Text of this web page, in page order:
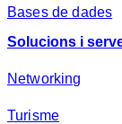
Bases de dades
Solucions i
Networking
Turisme